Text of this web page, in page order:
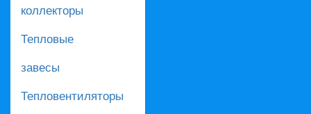
коллекторы
Тепловые
завесы
Тепловентиляторы